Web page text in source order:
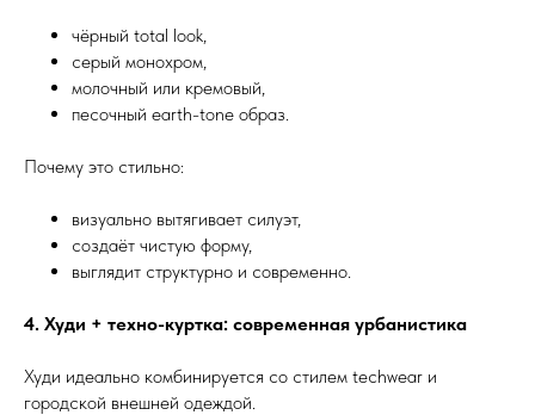
чёрный total look,
серый монохром,
молочный или кремовый,
песочный earth-tone образ.
Почему это стильно:
визуально вытягивает силуэт,
создаёт чистую форму,
выглядит структурно и современно.
4. Худи + техно-куртка: современная урбанистика
Худи идеально комбинируется со стилем techwear и
городской внешней одеждой.